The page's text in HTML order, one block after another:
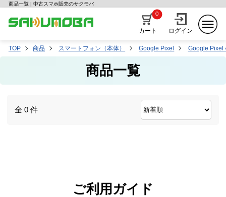
商品一覧 | 中古スマホ販売のサクモバ
カート
0
ログイン
TOP 商品 スマートフォン（本体） Google Pixel Google Pixel
商品一覧
全 0 件
ご利用ガイド